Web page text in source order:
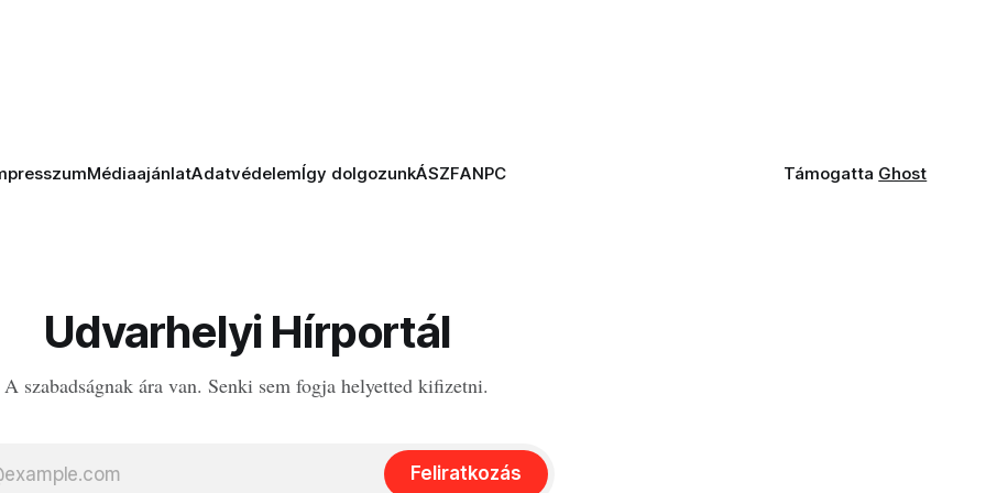
MédiaajánlatAdatvédelemÍgy dolgozunkÁSZFANPC Támogatta Ghost
Udvarhelyi Hírportál
A szabadságnak ára van. Senki sem fogja helyetted kifizetni.
Feliratkozás